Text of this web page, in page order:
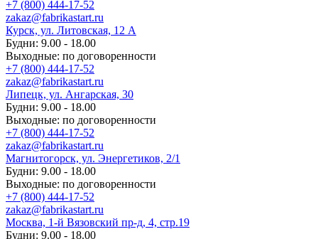
+7 (800) 444-17-52
zakaz@fabrikastart.ru
Курск, ул. Литовская, 12 А
Будни: 9.00 - 18.00
Выходные: по договоренности
+7 (800) 444-17-52
zakaz@fabrikastart.ru
Липецк, ул. Ангарская, 30
Будни: 9.00 - 18.00
Выходные: по договоренности
+7 (800) 444-17-52
zakaz@fabrikastart.ru
Магнитогорск, ул. Энергетиков, 2/1
Будни: 9.00 - 18.00
Выходные: по договоренности
+7 (800) 444-17-52
zakaz@fabrikastart.ru
Москва, 1-й Вязовский пр-д, 4, стр.19
Будни: 9.00 - 18.00